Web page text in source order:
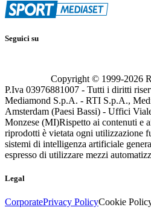
Seguici su
Copyright © 1999-2026
P.Iva 03976881007 - Tutti i diritti
Mediamond S.p.A. - RTI S.p.A.,
Amsterdam (Paesi Bassi) - Uffici
Monzese (MI)Rispetto ai contenuti e
riprodotti è vietata ogni utilizzazione
sistemi di intelligenza artificiale
espresso di utilizzare mezzi
Legal
CorporatePrivacy PolicyCookie